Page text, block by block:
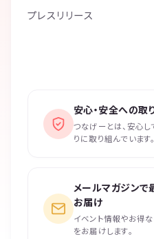
プレスリリース
安心・安全への取
つなげーとは、安心
りに取り組んでいます。
メールマガジンで
お届け
イベント情報やお得
をお届けします。